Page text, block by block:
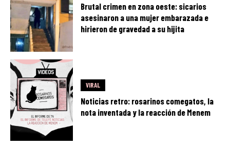
Brutal crimen en zona oeste: sicarios
asesinaron a una mujer embarazada e
hirieron de gravedad a su hijita
VIRAL
Noticias retro: rosarinos comegatos, la
nota inventada y la reacción de Menem